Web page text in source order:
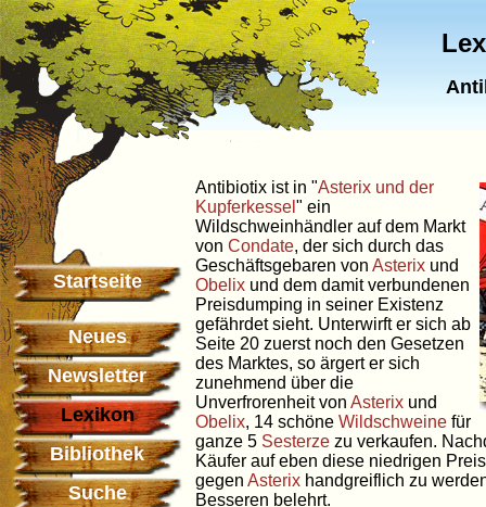
Startseite
Neues
Newsletter
Lexikon
Bibliothek
Suche
Antibiotix ist in "Asterix und der
Kupferkessel " ein
Wildschweinhändler auf dem Markt
von Condate, der sich durch das
Geschäftsgebaren von Asterix und
Obelix und dem damit verbundenen
Preisdumping in seiner Existenz
gefährdet sieht. Unterwirft er sich ab
Seite 20 zuerst noch den Gesetzen
des Marktes, so ärgert er sich
zunehmend über die
Unverfrorenheit von Asterix und
Obelix, 14 schöne Wildschweine für
ganze 5 Sesterze zu verkaufen.
Käufer auf eben diese niedrigen
gegen Asterix handgreiflich zu
Besseren belehrt.